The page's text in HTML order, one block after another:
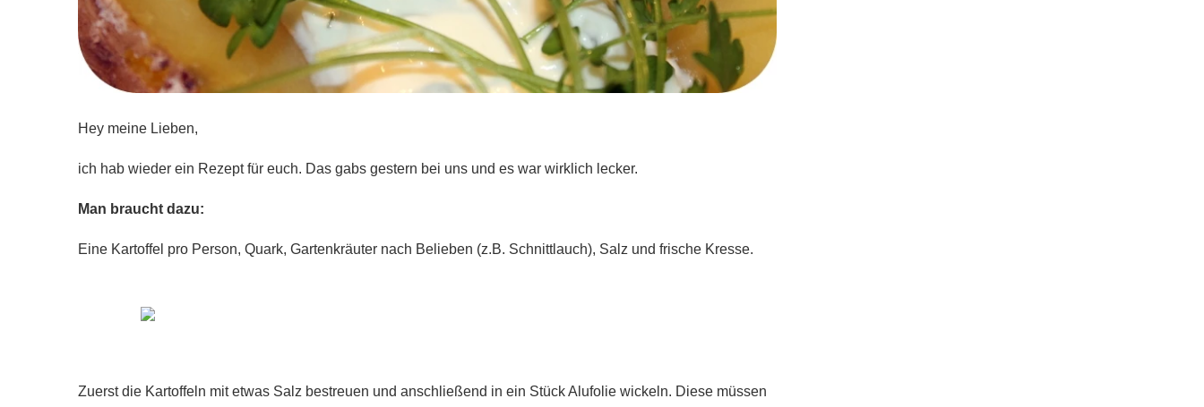
Hey meine Lieben,
ich hab wieder ein Rezept für euch. Das gabs gestern bei uns und es war wirklich lecker.
Man braucht dazu:
Eine Kartoffel pro Person, Quark, Gartenkräuter nach Belieben (z.B. Schnittlauch), Salz und frische Kresse.
Zuerst die Kartoffeln mit etwas Salz bestreuen und anschließend in ein Stück Alufolie wickeln. Diese müssen